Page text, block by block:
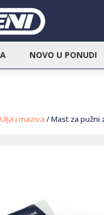
NOVO U PONUDI
Ulja i maziva / Mast za pužni